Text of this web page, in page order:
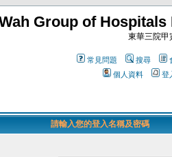
Group of
東華三院甲
常見問題 搜尋
個人資料
登
請輸入您的登入名稱及密碼